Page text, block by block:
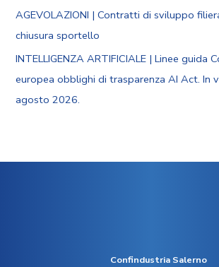
AGEVOLAZIONI | Contratti di sviluppo
chiusura sportello
INTELLIGENZA ARTIFICIALE | Linee guida
europea obblighi di trasparenza AI Act. In
agosto 2026.
Confindustria Salerno